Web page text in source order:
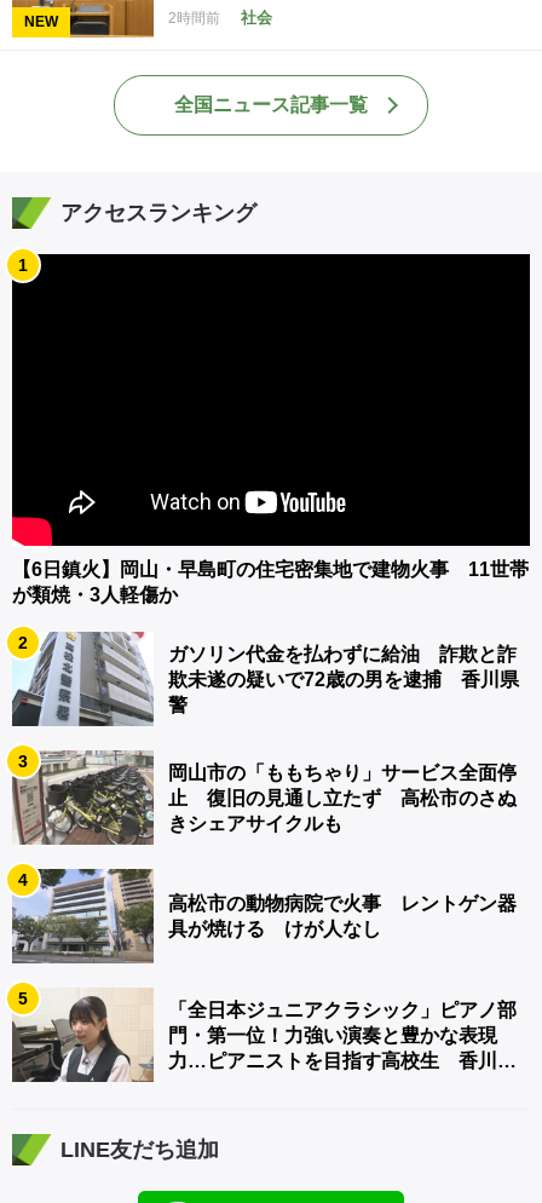
NEW 2時間前 社会
全国ニュース記事一覧
アクセスランキング
1
【6日鎮火】岡山・早島町の住宅密集地で建物火事 11世帯
が類焼・3人軽傷か
2
ガソリン代金を払わずに給油 詐欺と詐
欺未遂の疑いで72歳の男を逮捕 香川県
警
3
岡山市の「ももちゃり」サービス全面停
止 復旧の見通し立たず 高松市のさぬ
きシェアサイクルも
4
高松市の動物病院で火事 レントゲン器
具が焼ける けが人なし
5
「全日本ジュニアクラシック」ピアノ部
門・第一位！力強い演奏と豊かな表現
力…ピアニストを目指す高校生 香川
LINE友だち追加